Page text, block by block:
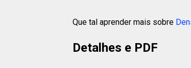
Que tal aprender mais sobre
Detalhes e PDF